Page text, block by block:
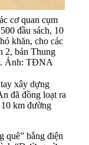
cơ quan cụm
đầu sách, 10
khăn, cho các
2, bản Thung
Ảnh: TĐNA
xây dựng
đã đồng loạt ra
km đường
quê” bằng điện